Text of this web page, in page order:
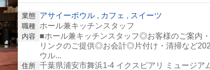
業態 アサイーボウル , カフェ , スイーツ
職種 ホール兼キッチンスタッフ
内容
■ホール兼キッチンスタッフ◎お客様のご案内
リンクのご提供◎お会計◎片付け・清掃など
ウル...
住所 千葉県浦安市舞浜1-4 イクスピアリ ミュージア